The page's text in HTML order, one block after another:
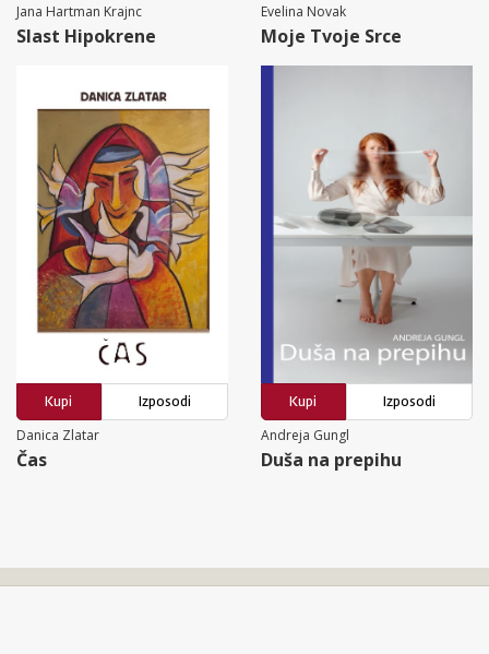
Jana Hartman Krajnc
Slast Hipokrene
Evelina Novak
Moje Tvoje Srce
Kupi
Izposodi
Danica Zlatar
Čas
Kupi
Izposodi
Andreja Gungl
Duša na prepihu